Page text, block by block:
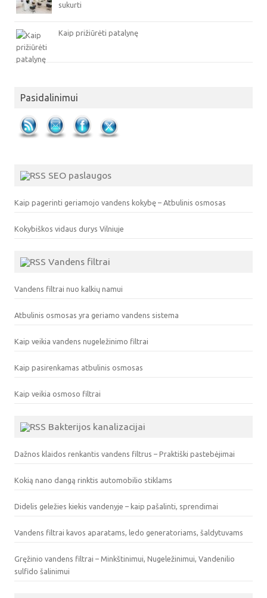
sukurti
Kaip prižiūrėti patalynę
Pasidalinimui
SEO paslaugos
Kaip pagerinti geriamojo vandens kokybę – Atbulinis osmosas
Kokybiškos vidaus durys Vilniuje
Vandens filtrai
Vandens filtrai nuo kalkių namui
Atbulinis osmosas yra geriamo vandens sistema
Kaip veikia vandens nugeležinimo filtrai
Kaip pasirenkamas atbulinis osmosas
Kaip veikia osmoso filtrai
Bakterijos kanalizacijai
Dažnos klaidos renkantis vandens filtrus – Praktiški pastebėjimai
Kokią nano dangą rinktis automobilio stiklams
Didelis geležies kiekis vandenyje – kaip pašalinti, sprendimai
Vandens filtrai kavos aparatams, ledo generatoriams, šaldytuvams
Gręžinio vandens filtrai – Minkštinimui, Nugeležinimui, Vandenilio
sulfido šalinimui